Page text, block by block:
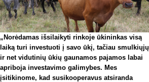
„Norėdamas išsilaikyti rinkoje ūkininkas visą
laiką turi investuoti į savo ūkį, tačiau smulkiųjų
ir net vidutinių ūkių gaunamos pajamos labai
apriboja investavimo galimybes. Mes
įsitikinome, kad susikooperavus atsiranda